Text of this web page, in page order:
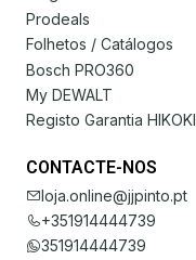
Prodeals
Folhetos / Catálogos
Bosch PRO360
My DEWALT
Registo Garantia HIKOKI
CONTACTE-NOS
loja.online@jjpinto.pt
+351914444739
351914444739